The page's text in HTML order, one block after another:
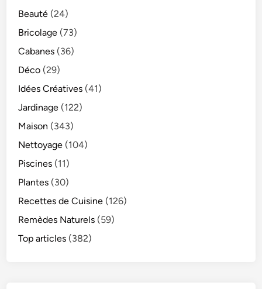
Beauté (24)
Bricolage (73)
Cabanes (36)
Déco (29)
Idées Créatives (41)
Jardinage (122)
Maison (343)
Nettoyage (104)
Piscines (11)
Plantes (30)
Recettes de Cuisine (126)
Remèdes Naturels (59)
Top articles (382)